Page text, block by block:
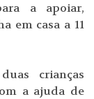
a apoiar,
em casa a 11
crianças
a ajuda de